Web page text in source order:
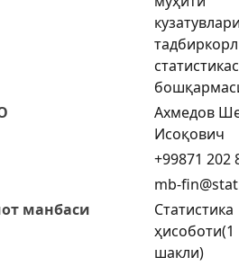
Ахмедов
Исоқович
+99871 202
mb-
манбаси
Статистика
шакли)